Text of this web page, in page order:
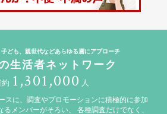
ども、親世代などあらゆる層にアプローチ
生活者ネットワーク
1,301,000 人
スに、調査やプロモーションに積極的に参加
るメンバーがそろい、
各種調査だけでなく、